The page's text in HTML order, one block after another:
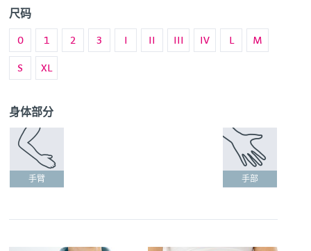
尺码
0
1 2 3 I II III IV L M
S XL
身体部分
手臂 手部